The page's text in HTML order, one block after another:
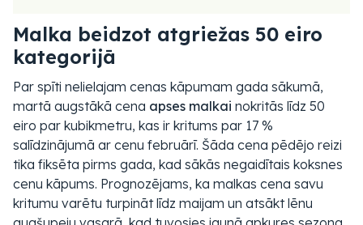
Malka beidzot atgriežas 50 eiro
kategorijā
Par spīti nelielajam cenas kāpumam gada sākumā,
martā augstākā cena apses malkai nokritās līdz 50
eiro par kubikmetru, kas ir kritums par 17 %
salīdzinājumā ar cenu februārī. Šāda cena pēdējo reizi
tika fiksēta pirms gada, kad sākās negaidītais koksnes
cenu kāpums. Prognozējams, ka malkas cena savu
kritumu varētu turpināt līdz maijam un atsākt lēnu